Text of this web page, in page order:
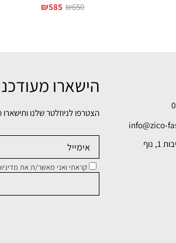
₪650
₪585
כתובתנו - דרך החטיבות 1, נוף
הישארו
הצטרפו לניוזלטר שלנו
קראתי ואני מאשר/ת את